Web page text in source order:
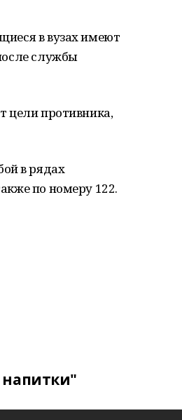
в вузах имеют
службы
цели противника,
в рядах
по номеру 122.
напитки"